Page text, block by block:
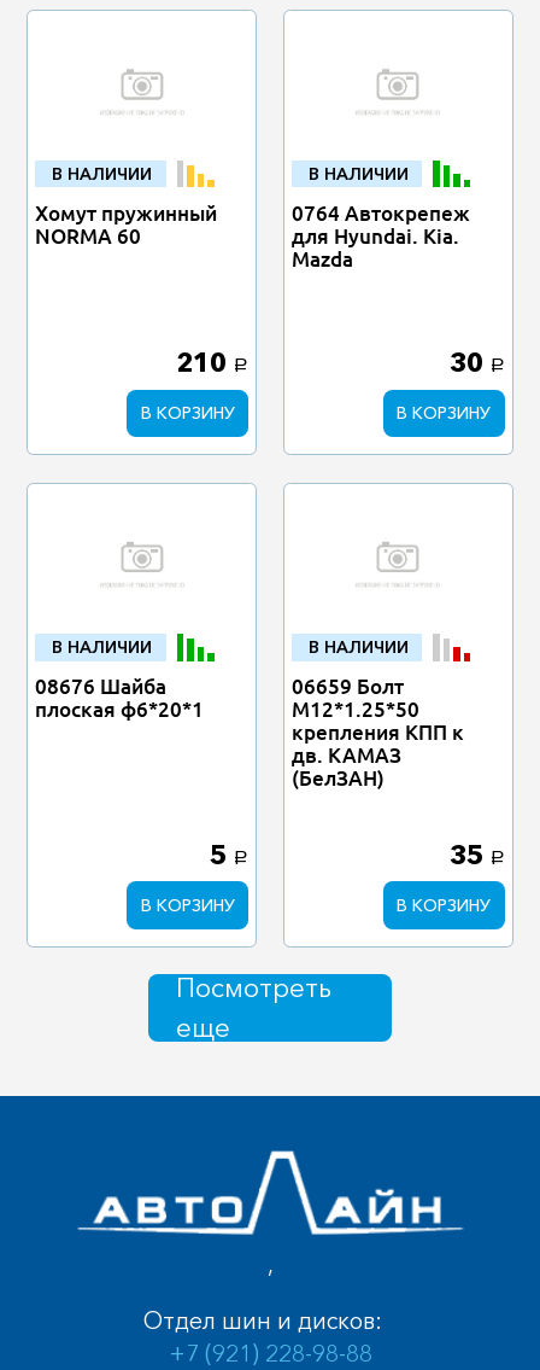
В НАЛИЧИИ
Хомут пружинный
NORMA 60
210 a
В КОРЗИНУ
В НАЛИЧИИ
0764 Автокрепеж
для Hyundai. Kia.
Mazda
30 a
В КОРЗИНУ
В НАЛИЧИИ
08676 Шайба
плоская ф6*20*1
5 a
В КОРЗИНУ
В НАЛИЧИИ
06659 Болт
М12*1.25*50
крепления КПП к
дв. КАМАЗ
(БелЗАН)
35 a
В КОРЗИНУ
Посмотреть
еще
,
Отдел шин и дисков:
+7 (921) 228-98-88